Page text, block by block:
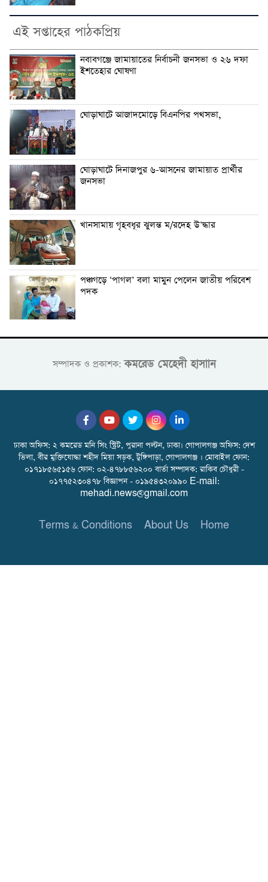
এই সপ্তাহের পাঠকপ্রিয়
নবাবগঞ্জে জামায়াতের নির্বাচনী জনসভা ও ২৬ দফা
ইশতেহার ঘোষণা
ঘোড়াঘাটে আজাদমোড়ে বিএনপির পথসভা,
ঘোড়াঘাটে দিনাজপুর ৬-আসনের জামায়াত প্রার্থীর
জনসভা
খানসামায় গৃহবধূর ঝুলন্ত ম/রদেহ উ’দ্ধার
পঞ্চগড়ে ‘পাগল’ বলা মামুন পেলেন জাতীয় পরিবেশ
পদক
সম্পাদক ও প্রকাশক:কমরেড মেহেদী হাসাান
ঢাকা অফিস: ২ কমরেড মনি সিং স্ট্রিট, পুরানা পল্টন, ঢাকা। গোপালগঞ্জ অফিস: দেশ
ভিলা, বীর মুক্তিযোদ্ধা শহীদ মিয়া সড়ক, টুঙ্গিপাড়া, গোপালগঞ্জ । মোবাইল ফোন:
০১৭১৮৫৬৫১৫৬ ফোন: ০২-৪৭৮৮৫৬২০০ বার্তা সম্পাদক: রাকিব চৌধুরী -
০১৭৭৫২৩০৪৭৮ বিজ্ঞাপন - ০১৯৫৪৩২০৯৯০ E-mail:
mehadi.news@gmail.com
Terms & Conditions About Us Home